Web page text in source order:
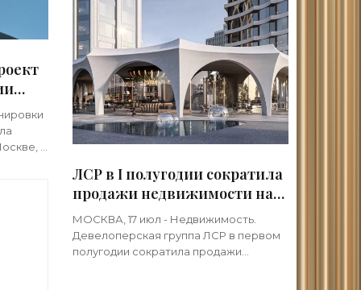
в
ЛСР в I полугодии сократила
продажи недвижимости на
1,4% - «Строительство»
МОСКВА, 17 июл - Недвижимость.
Девелоперская группа ЛСР в первом
полугодии сократила продажи